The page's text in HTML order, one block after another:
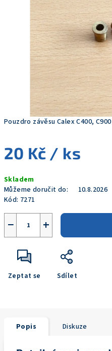
Pouzdro závěsu Calex C400, C900
20 Kč / ks
cena:
Skladem
Můžeme doručit do:
10.8.2026
Kód: 7271
+
−
Zeptat se Sdílet
hvězdiček.
Popis Diskuze